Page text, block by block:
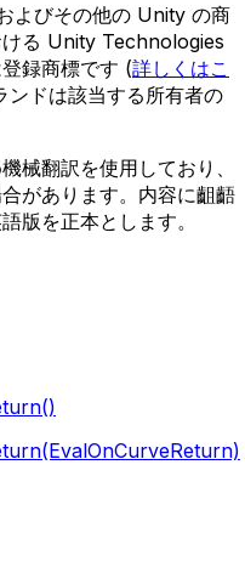
よびその他の Unity の商
ける Unity Technologies
録商標です (詳しくはこ
ンドは該当する所有者の
械翻訳を使用しており、
があります。内容に齟齬
版を正本とします。